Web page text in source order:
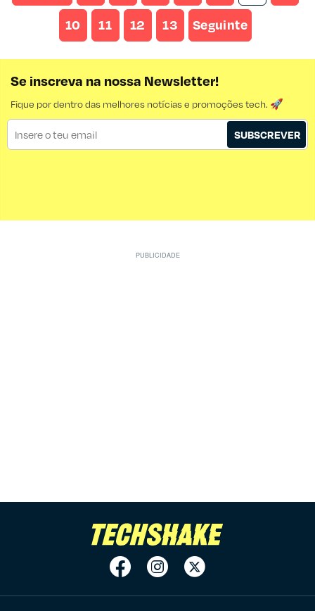
10 11 12 13 Seguinte
Se inscreva na nossa Newsletter!
Fique por dentro das melhores notícias e promoções tech. 🚀
SUBSCREVER